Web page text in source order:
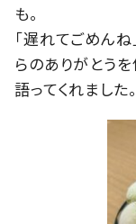
も。
「遅れてごめん
らのありがとう
語ってくれました。